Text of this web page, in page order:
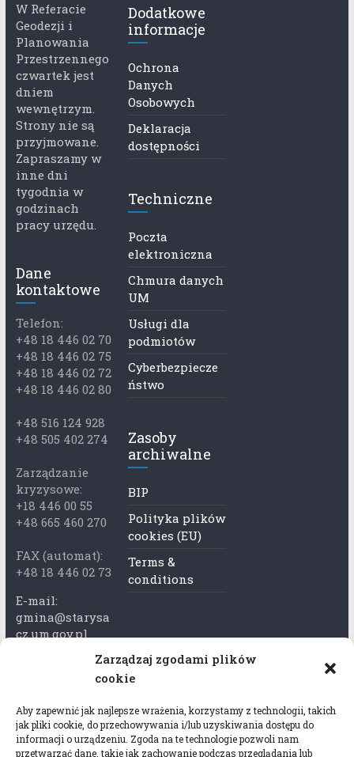
Zarządzaj zgodami plików
cookie
Aby zapewnić jak najlepsze wrażenia, korzystamy z technologii, takich
jak pliki cookie, do przechowywania i/lub uzyskiwania dostępu do
informacji o urządzeniu. Zgoda na te technologie pozwoli nam
przetwarzać dane, takie jak zachowanie podczas przeglądania lub
W Referacie
Geodezji i
Planowania
Przestrzennego
czwartek jest
dniem
wewnętrzym.
Strony nie są
przyjmowane.
Zapraszamy w
inne dni
tygodnia w
godzinach
pracy urzędu.
Dane
kontaktowe
Telefon:
+48 18 446 02 70
+48 18 446 02 75
+48 18 446 02 72
+48 18 446 02 80
+48 516 124 928
+48 505 402 274
Zarządzanie
kryzysowe:
+18 446 00 55
+48 665 460 270
FAX (automat):
+48 18 446 02 73
E-mail:
gmina@starysa
cz.um.gov.pl
Adres skrzynki
rytka
Adres do e-
Dodatkowe
informacje
Ochrona
Danych
Osobowych
Deklaracja
dostępności
Techniczne
Poczta
elektroniczna
Chmura danych
UM
Usługi dla
podmiotów
Cyberbezpiecze
ństwo
Zasoby
archiwalne
BIP
Polityka plików
cookies (EU)
Terms &
conditions